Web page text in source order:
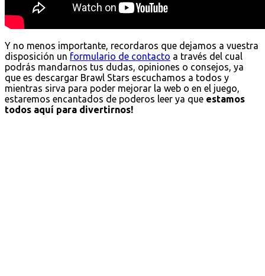
Y no menos importante, recordaros que dejamos a vuestra
disposición un formulario de contacto a través del cual
podrás mandarnos tus dudas, opiniones o consejos, ya
que es descargar Brawl Stars escuchamos a todos y
mientras sirva para poder mejorar la web o en el juego,
estaremos encantados de poderos leer ya que estamos
todos aquí para divertirnos!